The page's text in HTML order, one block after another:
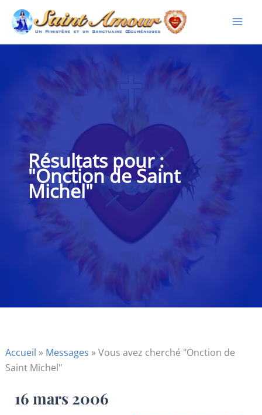
Aller
contenu
Résultats pour :
"Onction de Saint
Michel"
Accueil » Messages »Vous avez cherché "Onction de
Saint Michel"
16 mars 2006